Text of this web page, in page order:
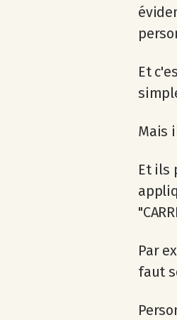
Et
Mais
Et ils
Par
faut